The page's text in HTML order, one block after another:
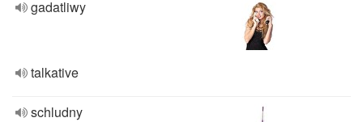
gadatliwy
talkative
schludny